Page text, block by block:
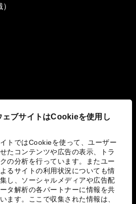
ェブサイトはCookieを使用し
トではCookieを使って、ユーザー
たコンテンツや広告の表示、トラ
の分析を行っています。またユー
るサイトの利用状況についても情
し、ソーシャルメディアや広告配
タ解析の各パートナーに情報を共
ます。ここで収集された情報は、
り組み